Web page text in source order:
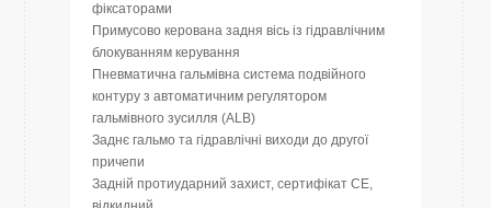
фіксаторами
Примусово керована задня вісь із гідравлічним
блокуванням керування
Пневматична гальмівна система подвійного
контуру з автоматичним регулятором
гальмівного зусилля (ALB)
Заднє гальмо та гідравлічні виходи до другої
причепи
Задній протиударний захист, сертифікат CE,